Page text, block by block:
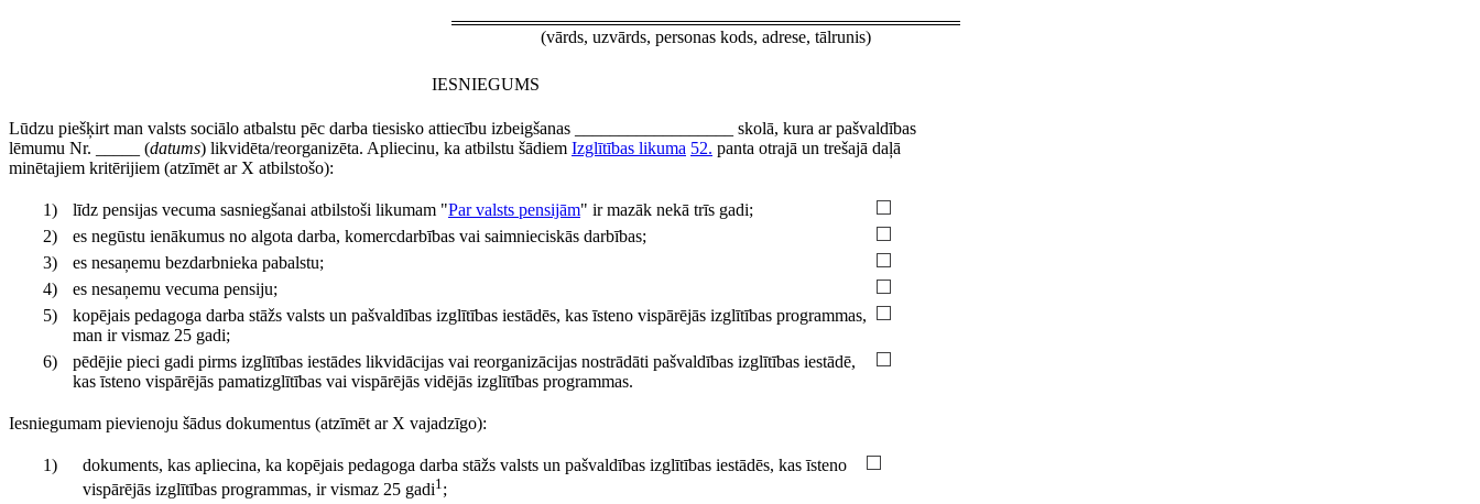
(vārds, uzvārds, personas kods, adrese, tālrunis)
IESNIEGUMS
Lūdzu piešķirt man valsts sociālo atbalstu pēc darba tiesisko attiecību izbeigšanas __________________ skolā, kura ar pašvaldības
lēmumu Nr. _____ (datums) likvidēta/reorganizēta. Apliecinu, ka atbilstu šādiem Izglītības likuma 52. panta otrajā un trešajā daļā
minētajiem kritērijiem (atzīmēt ar X atbilstošo):
1) līdz pensijas vecuma sasniegšanai atbilstoši likumam "Par valsts pensijām" ir mazāk nekā trīs gadi;
2)
es negūstu ienākumus no algota darba, komercdarbības vai saimnieciskās darbības;
3)
es nesaņemu bezdarbnieka pabalstu;
4)
es nesaņemu vecuma pensiju;
5)
kopējais pedagoga darba stāžs valsts un pašvaldības izglītības iestādēs, kas īsteno vispārējās izglītības programmas,
man ir vismaz 25 gadi;
6)
pēdējie pieci gadi pirms izglītības iestādes likvidācijas vai reorganizācijas nostrādāti pašvaldības izglītības iestādē,
kas īsteno vispārējās pamatizglītības vai vispārējās vidējās izglītības programmas.
Iesniegumam pievienoju šādus dokumentus (atzīmēt ar X vajadzīgo):
1)
dokuments, kas apliecina, ka kopējais pedagoga darba stāžs valsts un pašvaldības izglītības iestādēs, kas īsteno
vispārējās izglītības programmas, ir vismaz 25 gadi1 ;